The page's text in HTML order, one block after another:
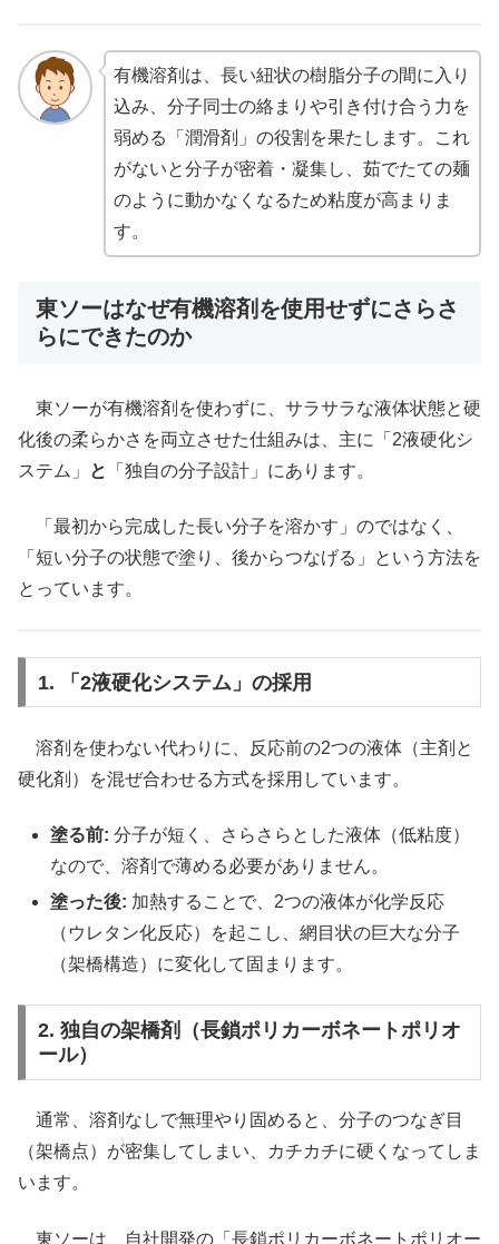
有機溶剤は、長い紐状の樹脂分子の間に入り
込み、分子同士の絡まりや引き付け合う力を
弱める「潤滑剤」の役割を果たします。これ
がないと分子が密着・凝集し、茹でたての麺
のように動かなくなるため粘度が高まりま
す。
東ソーはなぜ有機溶剤を使用せずにさらさ
らにできたのか
東ソーが有機溶剤を使わずに、サラサラな液体状態と硬
化後の柔らかさを両立させた仕組みは、主に「2液硬化シ
ステム」
と 「独自の分子設計」にあります。
「最初から完成した長い分子を溶かす」のではなく、
「短い分子の状態で塗り、後からつなげる」という方法を
とっています。
1. 「2液硬化システム」の採用
溶剤を使わない代わりに、反応前の2つの液体（主剤と
硬化剤）を混ぜ合わせる方式を採用しています。
塗る前: 分子が短く、さらさらとした液体（低粘度）
なので、溶剤で薄める必要がありません。
塗った後: 加熱することで、2つの液体が化学反応
（ウレタン化反応）を起こし、網目状の巨大な分子
（架橋構造）に変化して固まります。
2. 独自の架橋剤（長鎖ポリカーボネートポリオ
ール）
通常、溶剤なしで無理やり固めると、分子のつなぎ目
（架橋点）が密集してしまい、カチカチに硬くなってしま
います。
東ソーは、自社開発の「長鎖ポリカーボネートポリオー